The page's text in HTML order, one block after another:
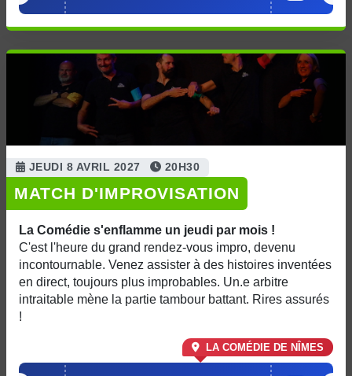
JEUDI 8 AVRIL 2027 20H30
MATCH D'IMPROVISATION
La Comédie s'enflamme un jeudi par mois !
C'est l'heure du grand rendez-vous impro, devenu
incontournable. Venez assister à des histoires inventées
en direct, toujours plus improbables. Un.e arbitre
intraitable mène la partie tambour battant. Rires assurés
!
LA COMÉDIE DE NÎMES